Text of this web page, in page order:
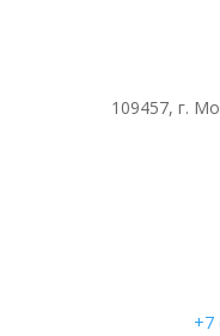
109457, г.
+7